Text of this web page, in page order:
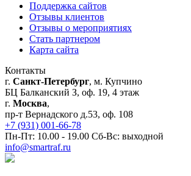
Поддержка сайтов
Отзывы клиентов
Отзывы о мероприятиях
Стать партнером
Карта сайта
Контакты
г. Санкт-Петербург, м. Купчино
БЦ Балканский З, оф. 19, 4 этаж
г. Москва,
пр-т Вернадского д.53, оф. 108
+7 (931) 001-66-78
Пн-Пт: 10.00 - 19.00 Сб-Вс: выходной
info@smartraf.ru